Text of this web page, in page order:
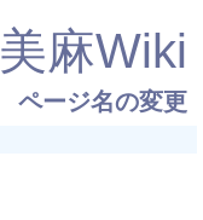
美麻Wiki
ページ名の変更